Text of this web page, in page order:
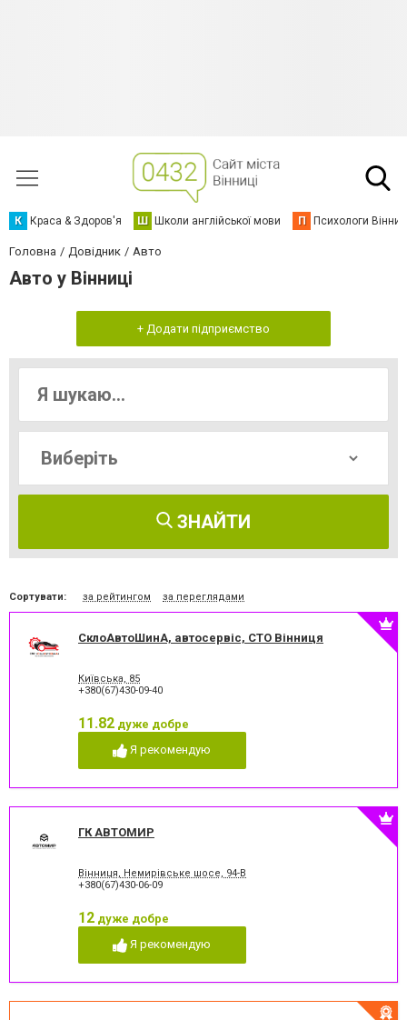
К Краса & Здоров'я Ш Школи англійської мови П Психологи
Головна Довідник Авто
Авто у Вінниці
+ Додати підприємство
ЗНАЙТИ
Сортувати: за рейтингом за переглядами
СклоАвтоШинА, автосервіс, СТО Вінниця
Київська, 85
+380(67)430-09-40
11.82 дуже добре
Я рекомендую
ГК АВТОМИР
Вінниця, Немирівське шосе, 94-В
+380(67)430-06-09
12 дуже добре
Я рекомендую